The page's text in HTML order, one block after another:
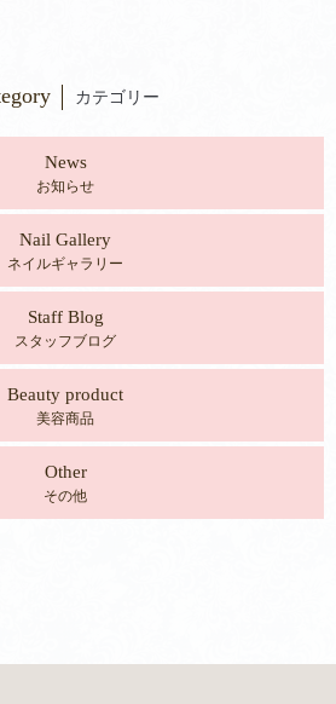
カテゴリー
News
お知らせ
Nail Gallery
ネイルギャラリー
Staff Blog
スタッフブログ
Beauty product
美容商品
Other
その他